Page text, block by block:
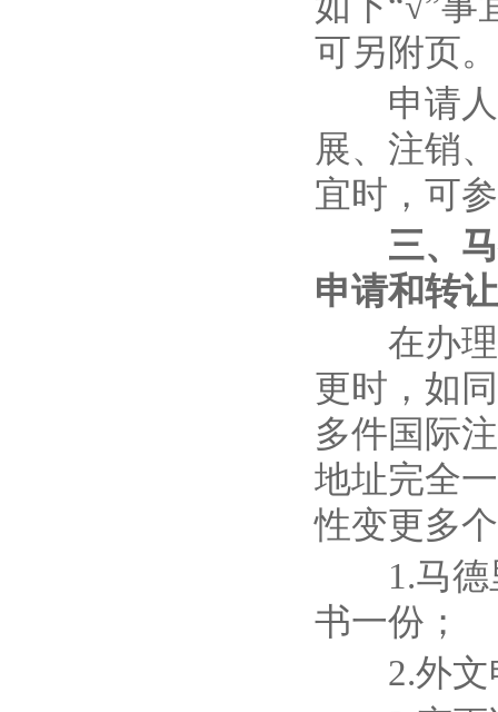
可另附页。
申请人
展、注销
宜时，可
三、
申请和转
在办理
更时，如
多件国际
地址完全
性变更多
1.马德里
书一份；
2.外文